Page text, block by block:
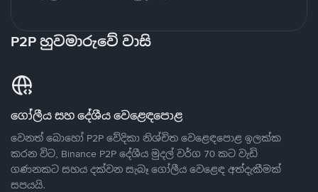
P2P හුවමාරුවේ වාසි
ගෝලීය සහ දේශීය වෙළෙඳපොළ
වෙනත් බොහෝ P2P වේදිකා නිශ්චිත වෙළෙඳපොළ ඉලක්ක
කරන විට, Binance P2P දේශීය මුදල් වර්ග 70 කට වැඩි
ගණනකට සහය දක්වන සැබෑ ගෝලීය වෙළෙඳ අත්දැකීමක්
සපයයි.